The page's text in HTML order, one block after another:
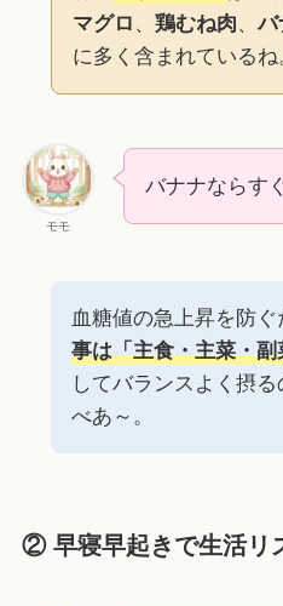
マグロ 、 鶏むね肉、バ
に多く含まれているね
モモ
バナナならす
血糖値の急上昇を防ぐ
事は「主食・主菜・副
してバランスよく摂
べあ～。
② 早寝早起きで生活リ